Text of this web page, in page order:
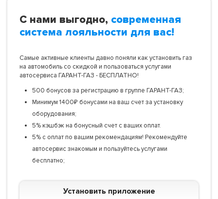
С нами выгодно, современная
система лояльности для вас!
Самые активные клиенты давно поняли как установить газ
на автомобиль со скидкой и пользоваться услугами
автосервиса ГАРАНТ-ГАЗ - БЕСПЛАТНО!
500 бонусов за регистрацию в группе ГАРАНТ-ГАЗ;
Минимум 1400₽ бонусами на ваш счет за установку
оборудования;
5% кэшбэк на бонусный счет с ваших оплат.
5% с оплат по вашим рекомендациям! Рекомендуйте
автосервис знакомым и пользуйтесь услугами
бесплатно;
Установить приложение